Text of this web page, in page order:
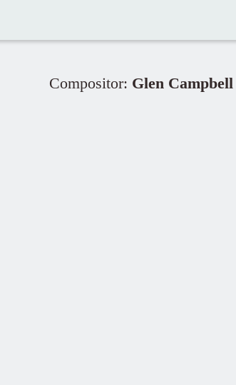
Compositor: Glen Campbell